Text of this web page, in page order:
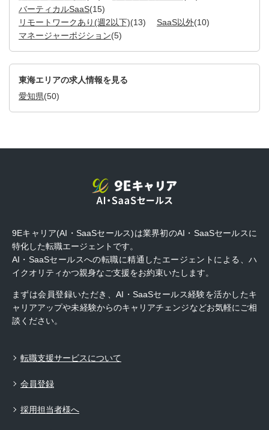
バーティカルSaaS(15)
リモートワークあり(週2以下)(13) SaaS以外(10)
マネージャーポジション(5)
東海エリアの求人情報を見る
愛知県(50)
9Eキャリア(AI・SaaSセールス)は業界初のAI・SaaSセールスに
特化した転職エージェントです。
AI・SaaSセールスへの転職に精通したエージェントによる、ハ
イクオリティかつ親身なご支援をお約束いたします。
まずは会員登録いただき、AI・SaaSセールス経験を活かしたキ
ャリアアップや未経験からのキャリアチェンジなどお気軽にご相
談ください。
転職支援サービスについて
会員登録
採用担当者様へ